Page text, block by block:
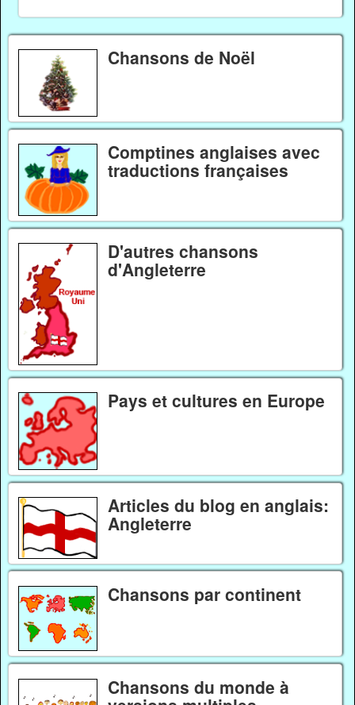
Chansons de Noël
Comptines anglaises avec
traductions françaises
D'autres chansons
d'Angleterre
Pays et cultures en Europe
Articles du blog en anglais:
Angleterre
Chansons par continent
Chansons du monde à